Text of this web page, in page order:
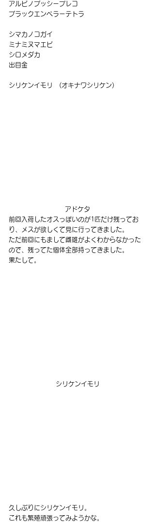
アルビノブッシープレコ
ブラックエンペラーテトラ
シマカノコガイ
ミナミヌマエビ
シロメダカ
出目金
シリケンイモリ　(オキナワシリケン)
アドケタ
前回入荷したオスっぽいのが1匹だけ残ってお
り、メスが欲しくて見に行ってきました。
ただ前回にもまして雌雄がよくわからなかった
ので、残ってた個体全部持ってきました。
果たして。
シリケンイモリ
久しぶりにシリケンイモリ。
これも繁殖頑張ってみようかな。